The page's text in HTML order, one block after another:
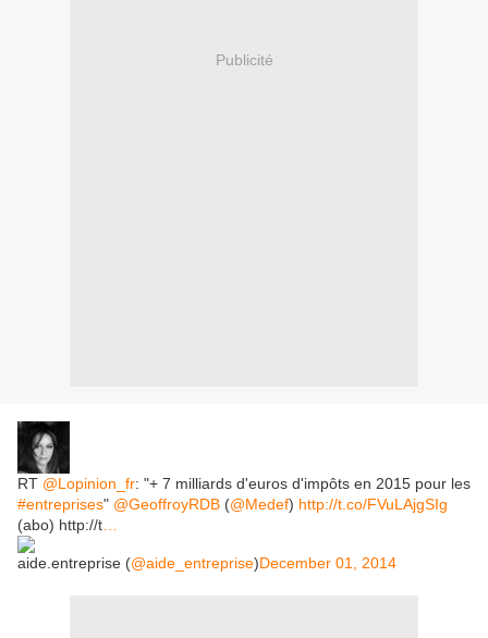
Publicité
RT @Lopinion_fr: "+ 7 milliards d'euros d'impôts en 2015 pour les
#entreprises" @GeoffroyRDB (@Medef) http://t.co/FVuLAjgSIg
(abo) http://t
aide.entreprise (@aide_entreprise)December 01, 2014